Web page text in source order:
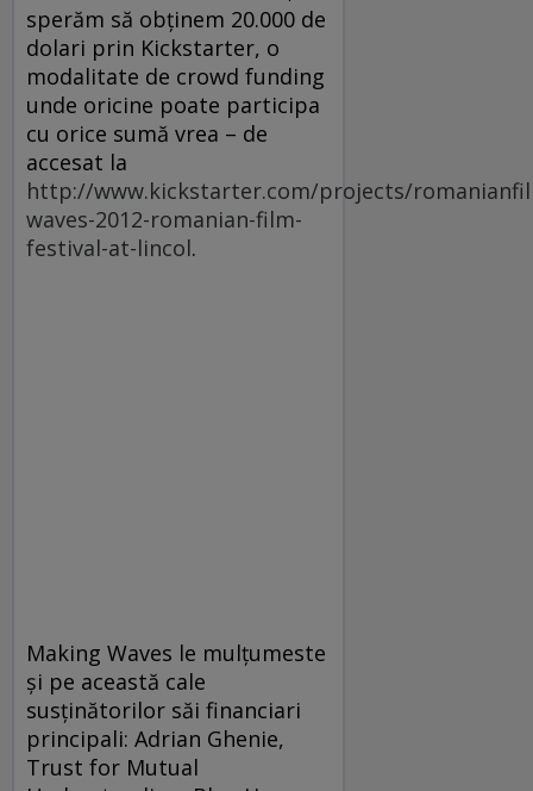
sperăm să obţinem 20.000 de
dolari prin Kickstarter, o
modalitate de crowd funding
unde oricine poate participa
cu orice sumă vrea – de
accesat la
http://www.kickstarter.com/projects/
waves-2012-romanian-film-
festival-at-lincol.
Making Waves le mulţumeste
şi pe această cale
susţinătorilor săi financiari
principali: Adrian Ghenie,
Trust for Mutual